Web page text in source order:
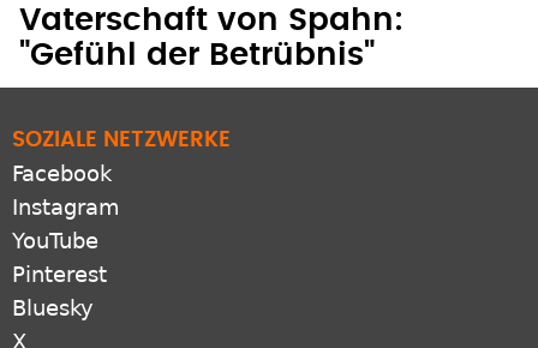
Vaterschaft von Spahn:
"Gefühl der Betrübnis"
SOZIALE NETZWERKE
Facebook
Instagram
YouTube
Pinterest
Bluesky
X